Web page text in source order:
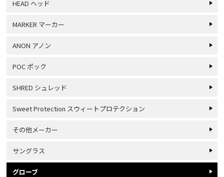
HEAD ヘッド
MARKER マーカー
ANON アノン
POC ポック
SHRED シュレッド
Sweet Protection スウィートプロテクション
その他メーカー
サングラス
グローブ